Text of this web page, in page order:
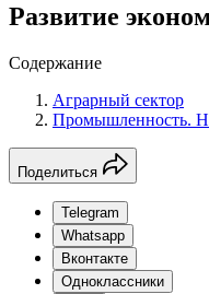
Развитие
Содержание
Аграрный сектор
Промышленность.
Поделиться
Telegram
Whatsapp
Вконтакте
Одноклассники